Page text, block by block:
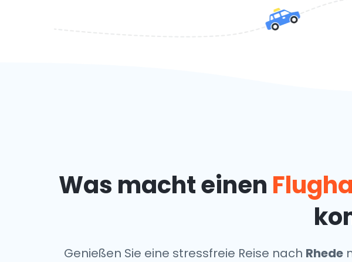
Was macht einen
Genießen Sie eine stressfreie Reise nach Rhede